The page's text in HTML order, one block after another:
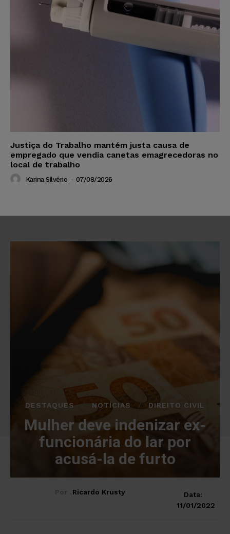
Justiça do Trabalho mantém justa causa de
empregado que vendia canetas emagrecedoras no
local de trabalho
Karina Silvério - 07/08/2026